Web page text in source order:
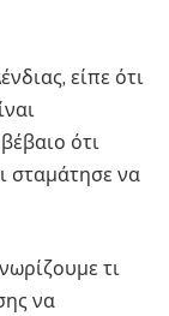
είπε ότι
ότι
σταμάτησε να
τι
να